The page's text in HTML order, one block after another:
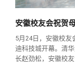
安徽校友会祝贺
5月24日，安徽校友
迪科技城开幕。清
长赵劲松，安徽校